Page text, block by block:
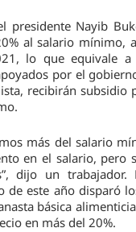
presidente Nayib
al salario mínimo,
lo que equivale
por el
recibirán subsidio
más del salario
en el salario, pero
dijo un trabajador.
de este año disparó
básica
en más del 20%.